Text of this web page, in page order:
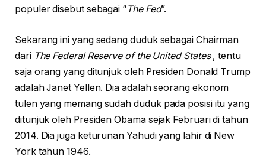
populer disebut sebagai “The Fed”.
Sekarang ini yang sedang duduk sebagai Chairman
dari The Federal Reserve of the United States, tentu
saja orang yang ditunjuk oleh Presiden Donald Trump
adalah Janet Yellen. Dia adalah seorang ekonom
tulen yang memang sudah duduk pada posisi itu yang
ditunjuk oleh Presiden Obama sejak Februari di tahun
2014. Dia juga keturunan Yahudi yang lahir di New
York tahun 1946.